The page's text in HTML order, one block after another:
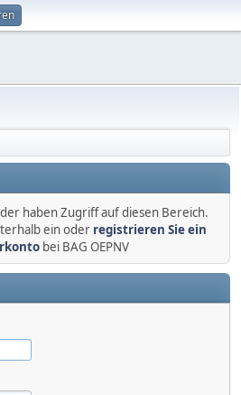
haben Zugriff auf diesen Bereich.
ein oder registrieren Sie ein
bei BAG OEPNV